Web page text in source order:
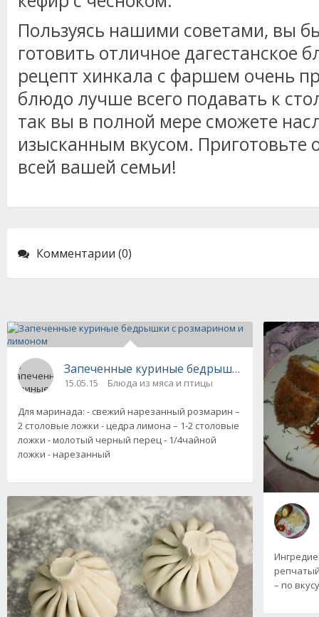
Пользуясь нашими советами, вы
готовить отличное дагестанское
рецепт хинкала с фаршем очень
блюдо лучше всего подавать к
так вы в полной мере сможете
изысканным вкусом. Приготовьте
всей вашей семьи!
Комментарии (0)
Запеченные куриные бедрышки с
15.05.15 Блюда из мяса и птицы
Для маринада: - свежий нарезанный розмарин –
2 столовые ложки - цедра лимона – 1-2 столовые
ложки - молотый черный перец - 1/4чайной
ложки - нарезанный
репчатый
– по вкусу